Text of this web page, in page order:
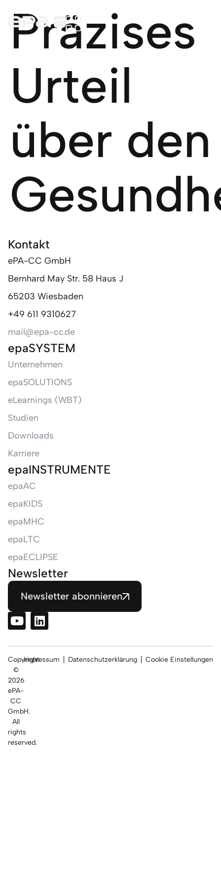
Präzises
Urteil
über den
Kontakt
ePA-CC GmbH
Bernhard May Str. 58 Haus J
65203 Wiesbaden
+49 611 9310627
mail@epa-cc.de
epaSYSTEM
Unternehmen
epaSOLUTIONS
eLearnings (WBT)
Studien
Downloads
Karriere
epaINSTRUMENTE
epaAC
epaKIDS
epaMHC
epaLTC
epaECLIPSE
Newsletter
Newsletter abonnieren
Copyright
©
2026
ePA-
CC
GmbH.
All
rights
reserved.
Impressum Datenschutzerklärung Cookie Einstellungen